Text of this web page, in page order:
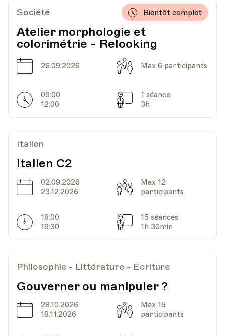
Date02.11.2023 Heure
18.00
HEP - Haute Ecole Pédagogique - Salle 816
Av. de Cour 33
Date
09.11.2023 Heure
18.00
Lieu
Heure
18.00
HEP - Haute Ecole Pédagogique - Salle 816
Date23.11.2023 Heure18.00
HEP - Haute Ecole Pédagogique - Salle 816
Société
Atelier morphologie et
colorimétrie - Relooking
Bientôt complet
Date
26.09.2026 Capacité
Max 6 participants
Horarires
09:00
12:00
Séances
1 séance
3h
Italien
Italien C2
Date
02.09.2026
23.12.2026
Capacité
Max 12
participants
Horarires
18:00
19:30
Séances
15 séances
1h 30min
Philosophie - Littérature - Écriture
Gouverner ou manipuler ?
Date
28.10.2026
18.11.2026
Capacité
Max 15
participants